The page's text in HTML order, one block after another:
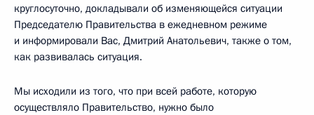
круглосуточно, докладывали об изменяющейся ситуации
Председателю Правительства в ежедневном режиме
и информировали Вас, Дмитрий Анатольевич, также о том,
как развивалась ситуация.
Мы исходили из того, что при всей работе, которую
осуществляло Правительство, нужно было